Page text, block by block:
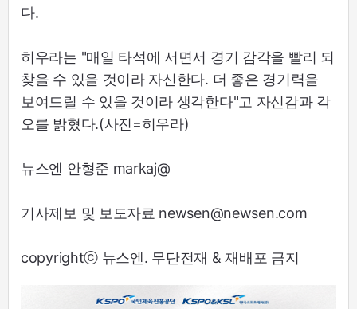
다.
히우라는 "매일 타석에 서면서 경기 감각을 빨리 되
찾을 수 있을 것이라 자신한다. 더 좋은 경기력을
보여드릴 수 있을 것이라 생각한다"고 자신감과 각
오를 밝혔다.(사진=히우라)
뉴스엔 안형준 markaj@
기사제보 및 보도자료 newsen@newsen.com
copyrightⓒ 뉴스엔. 무단전재 & 재배포 금지